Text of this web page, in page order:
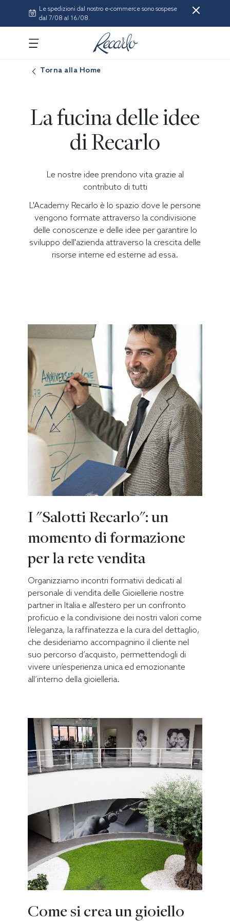
Le spedizioni dal nostro e-commerce sono sospese
dal 7/08 al 16/08.
Torna alla Home
La fucina delle idee
di Recarlo
Le nostre idee prendono vita grazie al
contributo di tutti
L'Academy Recarlo è lo spazio dove le persone
vengono formate attraverso la condivisione
delle conoscenze e delle idee per garantire lo
sviluppo dell'azienda attraverso la crescita delle
risorse interne ed esterne ad essa.
I "Salotti Recarlo": un
momento di formazione
per la rete vendita
Organizziamo incontri formativi dedicati al
personale di vendita delle Gioiellerie nostre
partner in Italia e all'estero per un confronto
proficuo e la condivisione dei nostri valori come
l’eleganza, la raffinatezza e la cura del dettaglio,
che desideriamo accompagnino il cliente nel
suo percorso d’acquisto, permettendogli di
vivere un’esperienza unica ed emozionante
all’interno della gioielleria.
Come si crea un gioiello